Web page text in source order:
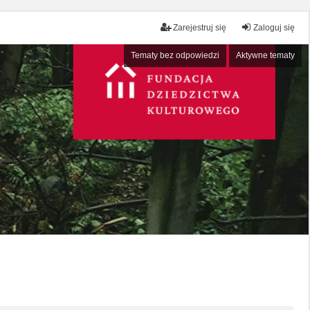
Zaloguj się
Zarejestruj się
Tematy bez odpowiedzi Aktywne tematy